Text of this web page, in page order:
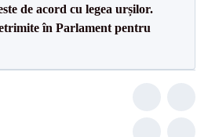
de acord cu legea urșilor.
în Parlament pentru